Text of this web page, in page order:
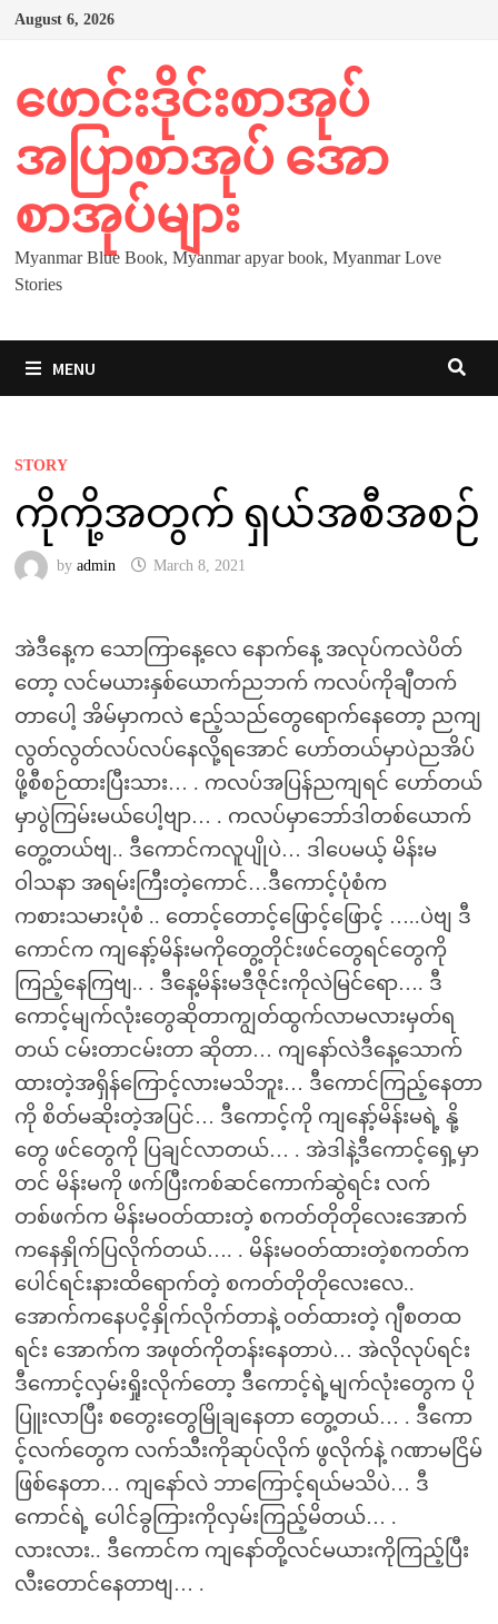
Skip
August 6, 2026
ဖောင်းဒိုင်းစာအုပ်
အပြာစာအုပ် အော
စာအုပ်များ
Myanmar Blue Book, Myanmar apyar book, Myanmar Love
Stories
MENU
STORY
ကိုကို့အတွက် ရှယ်အစီအစဉ်
by admin March 8, 2021
အဲဒီနေ့က သောကြာနေ့လေ နောက်နေ့ အလုပ်ကလဲပိတ်
တော့ လင်မယားနှစ်ယောက်ညဘက် ကလပ်ကိုချီတက်
တာပေါ့ အိမ်မှာကလဲ ဧည့်သည်တွေရောက်နေတော့ ညကျ
လွတ်လွတ်လပ်လပ်နေလို့ရအောင် ဟော်တယ်မှာပဲညအိပ်
ဖို့စီစဉ်ထားပြီးသား… . ကလပ်အပြန်ညကျရင် ဟော်တယ်
မှာပွဲကြမ်းမယ်ပေါ့ဗျာ… . ကလပ်မှာဘော်ဒါတစ်ယောက်
တွေ့တယ်ဗျ.. ဒီကောင်ကလူပျိုပဲ… ဒါပေမယ့် မိန်းမ
ဝါသနာ အရမ်းကြီးတဲ့ကောင်…ဒီကောင့်ပုံစံက
ကစားသမားပုံစံ .. တောင့်တောင့်ဖြောင့်ဖြောင့် …..ပဲဗျ ဒီ
ကောင်က ကျနော့်မိန်းမကိုတွေ့တိုင်းဖင်တွေရင်တွေကို
ကြည့်နေကြဗျ.. . ဒီနေ့မိန်းမဒီဇိုင်းကိုလဲမြင်ရော…. ဒီ
ကောင့်မျက်လုံးတွေဆိုတာကျွတ်ထွက်လာမလားမှတ်ရ
တယ် ငမ်းတာငမ်းတာ ဆိုတာ… ကျနော်လဲဒီနေ့သောက်
ထားတဲ့အရှိန်ကြောင့်လားမသိဘူး… ဒီကောင်ကြည့်နေတာ
ကို စိတ်မဆိုးတဲ့အပြင်… ဒီကောင့်ကို ကျနော့်မိန်းမရဲ့ နို့
တွေ ဖင်တွေကို ပြချင်လာတယ်… . အဲဒါနဲ့ဒီကောင့်ရှေ့မှာ
တင် မိန်းမကို ဖက်ပြီးကစ်ဆင်ကောက်ဆွဲရင်း လက်
တစ်ဖက်က မိန်းမဝတ်ထားတဲ့ စကတ်တိုတိုလေးအောက်
ကနေနှိုက်ပြလိုက်တယ်…. . မိန်းမဝတ်ထားတဲ့စကတ်က
ပေါင်ရင်းနားထိရောက်တဲ့ စကတ်တိုတိုလေးလေ..
အောက်ကနေပငိ့နှိုက်လိုက်တာနဲ့ ဝတ်ထားတဲ့ ဂျီစတထ
ရင်း အောက်က အဖုတ်ကိုတန်းနေတာပဲ… အဲလိုလုပ်ရင်း
ဒီကောင့်လှမ်းရှိုးလိုက်တော့ ဒီကောင့်ရဲ့မျက်လုံးတွေက ပို
ပြူးလာပြီး စတွေးတွေမြိုချနေတာ တွေ့တယ်… . ဒီကော
င့်လက်တွေက လက်သီးကိုဆုပ်လိုက် ဖွလိုက်နဲ့ ဂဏာမငြိမ်
ဖြစ်နေတာ… ကျနော်လဲ ဘာကြောင့်ရယ်မသိပဲ… ဒီ
ကောင်ရဲ့ ပေါင်ခွကြားကိုလှမ်းကြည့်မိတယ်… .
လားလား.. ဒီကောင်က ကျနော်တို့လင်မယားကိုကြည့်ပြီး
လီးတောင်နေတာဗျ… .